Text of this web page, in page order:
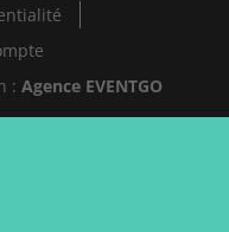
:Agence EVENTGO